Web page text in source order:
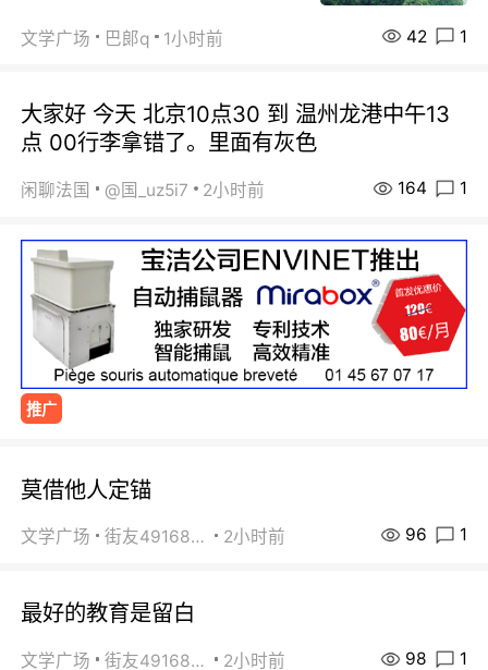
文学广场 巴郞q 1小时前 42 1
大家好 今天 北京10点30 到 温州龙港中午13
点 00行李拿错了。里面有灰色
闲聊法国 @国_uz5i7 2小时前 164 1
推广
莫借他人定锚
文学广场 街友49168527 2小时前 96 1
最好的教育是留白
文学广场 街友49168527 2小时前 98 1